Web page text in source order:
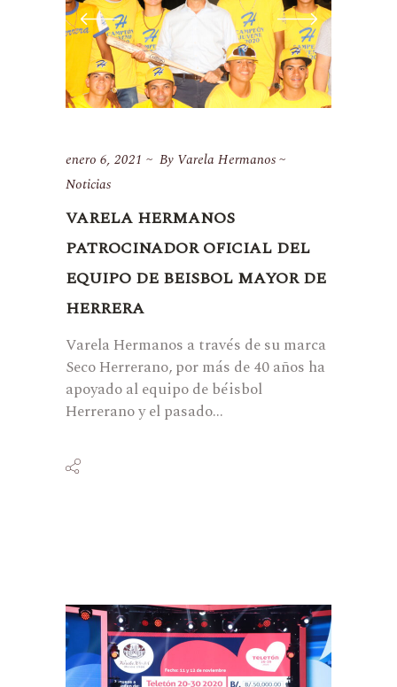
enero 6, 2021 By Varela Hermanos
Noticias
VARELA HERMANOS
PATROCINADOR OFICIAL DEL
EQUIPO DE BEISBOL MAYOR DE
HERRERA
Varela Hermanos a través de su marca
Seco Herrerano, por más de 40 años ha
apoyado al equipo de béisbol
Herrerano y el pasado...